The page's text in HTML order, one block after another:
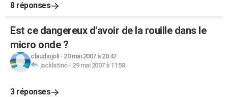
8 réponses
Est ce dangereux d'avoir de la rouille dans le
micro onde ?
claudiojoli- 20 mai 2007 à 20:47
jacklatino- 29 mai 2007 à 11:58
3 réponses